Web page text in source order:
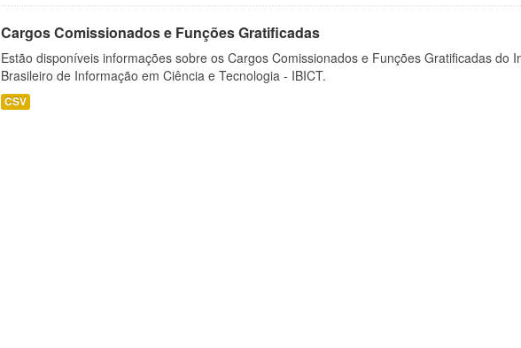
Cargos Comissionados e Funções Gratificadas
Estão disponíveis informações sobre os Cargos Comissionados e Funções Gratificadas do
Brasileiro de Informação em Ciência e Tecnologia - IBICT.
CSV